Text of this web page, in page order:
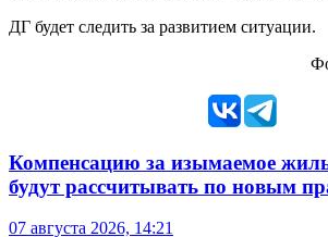
ДГ будет следить за развитием ситуации.
Компенсацию за изымаемое
будут рассчитывать по новым
07 августа 2026, 14:21